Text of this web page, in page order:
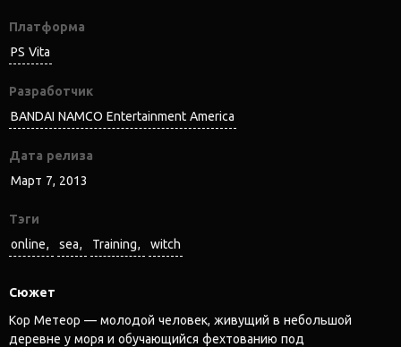
Платформа
PS Vita
Разработчик
BANDAI NAMCO Entertainment America
Дата релиза
Март 7, 2013
Тэги
online
sea Training witch
Сюжет
Кор Метеор — молодой человек, живущий в небольшой
деревне у моря и обучающийся фехтованию под